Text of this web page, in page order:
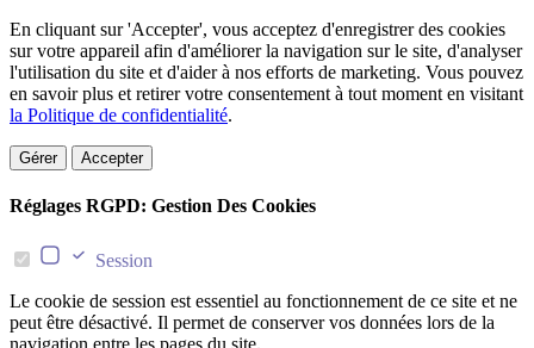
En cliquant sur 'Accepter', vous acceptez d'enregistrer des cookies
sur votre appareil afin d'améliorer la navigation sur le site, d'analyser
l'utilisation du site et d'aider à nos efforts de marketing. Vous pouvez
en savoir plus et retirer votre consentement à tout moment en visitant
la Politique de confidentialité.
Gérer Accepter
Réglages RGPD: Gestion Des Cookies
Session
Le cookie de session est essentiel au fonctionnement de ce site et ne
peut être désactivé. Il permet de conserver vos données lors de la
navigation entre les pages du site.